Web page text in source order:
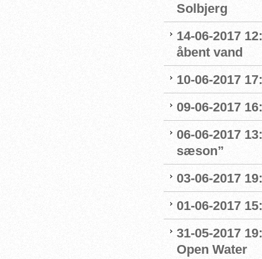
Solbjerg
14-06-2017
åbent vand
10-06-2017
09-06-2017
06-06-2017
sæson”
03-06-2017
01-06-2017
31-05-2017
Open Water